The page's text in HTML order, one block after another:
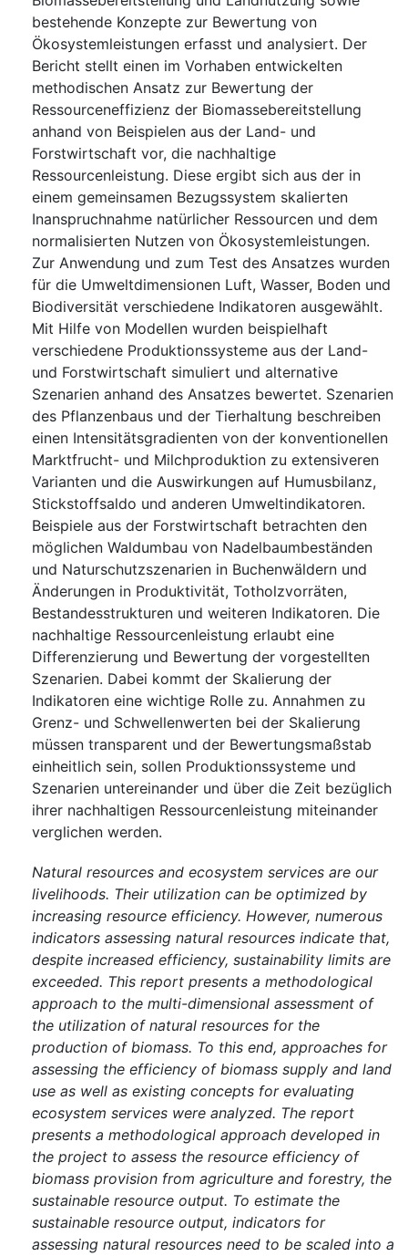
bestehende Konzepte zur Bewertung von
Ökosystemleistungen erfasst und analysiert. Der
Bericht stellt einen im Vorhaben entwickelten
methodischen Ansatz zur Bewertung der
Ressourceneffizienz der Biomassebereitstellung
anhand von Beispielen aus der Land- und
Forstwirtschaft vor, die nachhaltige
Ressourcenleistung. Diese ergibt sich aus der in
einem gemeinsamen Bezugssystem skalierten
Inanspruchnahme natürlicher Ressourcen und dem
normalisierten Nutzen von Ökosystemleistungen.
Zur Anwendung und zum Test des Ansatzes wurden
für die Umweltdimensionen Luft, Wasser, Boden und
Biodiversität verschiedene Indikatoren ausgewählt.
Mit Hilfe von Modellen wurden beispielhaft
verschiedene Produktionssysteme aus der Land-
und Forstwirtschaft simuliert und alternative
Szenarien anhand des Ansatzes bewertet. Szenarien
des Pflanzenbaus und der Tierhaltung beschreiben
einen Intensitätsgradienten von der konventionellen
Marktfrucht- und Milchproduktion zu extensiveren
Varianten und die Auswirkungen auf Humusbilanz,
Stickstoffsaldo und anderen Umweltindikatoren.
Beispiele aus der Forstwirtschaft betrachten den
möglichen Waldumbau von Nadelbaumbeständen
und Naturschutzszenarien in Buchenwäldern und
Änderungen in Produktivität, Totholzvorräten,
Bestandesstrukturen und weiteren Indikatoren. Die
nachhaltige Ressourcenleistung erlaubt eine
Differenzierung und Bewertung der vorgestellten
Szenarien. Dabei kommt der Skalierung der
Indikatoren eine wichtige Rolle zu. Annahmen zu
Grenz- und Schwellenwerten bei der Skalierung
müssen transparent und der Bewertungsmaßstab
einheitlich sein, sollen Produktionssysteme und
Szenarien untereinander und über die Zeit bezüglich
ihrer nachhaltigen Ressourcenleistung miteinander
verglichen werden.
Natural resources and ecosystem services are our
livelihoods. Their utilization can be optimized by
increasing resource efficiency. However, numerous
indicators assessing natural resources indicate that,
despite increased efficiency, sustainability limits are
exceeded. This report presents a methodological
approach to the multi-dimensional assessment of
the utilization of natural resources for the
production of biomass. To this end, approaches for
assessing the efficiency of biomass supply and land
use as well as existing concepts for evaluating
ecosystem services were analyzed. The report
presents a methodological approach developed in
the project to assess the resource efficiency of
biomass provision from agriculture and forestry, the
sustainable resource output. To estimate the
sustainable resource output, indicators for
assessing natural resources need to be scaled into a